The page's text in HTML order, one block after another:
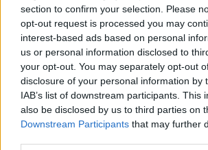
section to confirm your selection. Please
opt-out request is processed you may
interest-based ads based on personal
us or personal information disclosed to
your opt-out. You may separately opt-out
disclosure of your personal information by
IAB’s list of downstream participants. This
also be disclosed by us to third parties on
Downstream Participants that may further
SHOWBIZ
Βαρύ πένθος για την Ιρένε Τροστ–
Ραγίζουν καρδιές τα λόγια για τον
μπαμπά της: «Όλα φαντάζουν
μάταια»
SHOWBIZ
Ακύλας: «Μέσα μου ψυχολογικά